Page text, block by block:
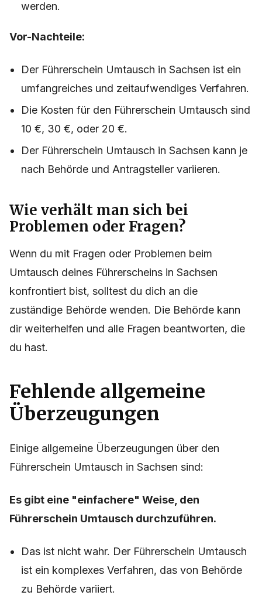
werden.
Vor-Nachteile:
Der Führerschein Umtausch in Sachsen ist ein
umfangreiches und zeitaufwendiges Verfahren.
Die Kosten für den Führerschein Umtausch sind
10 €, 30 €, oder 20 €.
Der Führerschein Umtausch in Sachsen kann je
nach Behörde und Antragsteller variieren.
Wie verhält man sich bei
Problemen oder Fragen?
Wenn du mit Fragen oder Problemen beim
Umtausch deines Führerscheins in Sachsen
konfrontiert bist, solltest du dich an die
zuständige Behörde wenden. Die Behörde kann
dir weiterhelfen und alle Fragen beantworten, die
du hast.
Fehlende allgemeine
Überzeugungen
Einige allgemeine Überzeugungen über den
Führerschein Umtausch in Sachsen sind:
Es gibt eine "einfachere" Weise, den
Führerschein Umtausch durchzuführen.
Das ist nicht wahr. Der Führerschein Umtausch
ist ein komplexes Verfahren, das von Behörde
zu Behörde variiert.